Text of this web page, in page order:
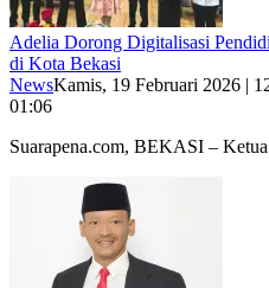
Adelia Dorong Digitalisasi
di Kota Bekasi
NewsKamis, 19 Februari 2026 |
01:06
Suarapena.com, BEKASI –